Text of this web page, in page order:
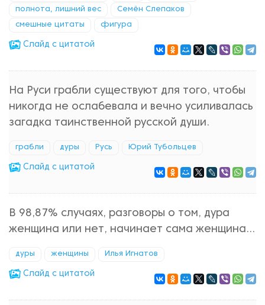
полнота, лишний вес Семён Слепаков
смешные цитаты фигура
Cлайд с цитатой
На Руси грабли существуют для того, чтобы
никогда не ослабевала и вечно усиливалась
загадка таинственной русской души.
грабли дуры Русь Юрий Тубольцев
Cлайд с цитатой
В 98,87% случаях, разговоры о том, дура
женщина или нет, начинает сама женщина...
дуры женщины Илья Игнатов
Cлайд с цитатой